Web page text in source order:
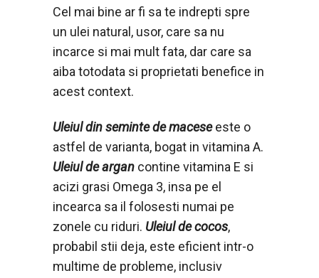
Cel mai bine ar fi sa te indrepti spre
un ulei natural, usor, care sa nu
incarce si mai mult fata, dar care sa
aiba totodata si proprietati benefice in
acest context.
Uleiul din seminte de maceseeste o
astfel de varianta, bogat in vitamina A.
Uleiul de argan contine vitamina E si
acizi grasi Omega 3, insa pe el
incearca sa il folosesti numai pe
zonele cu riduri. Uleiul de cocos,
probabil stii deja, este eficient intr-o
multime de probleme, inclusiv